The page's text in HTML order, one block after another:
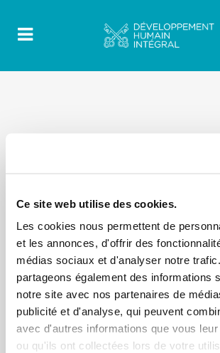
Ce site web utilise des cookies.
Les cookies nous permettent de
et les annonces, d'offrir des
médias sociaux et d'analyser notre
partageons également des informations
notre site avec nos partenaires de
publicité et d'analyse, qui peuvent
avec d'autres informations que vous
ou qu'ils ont collectées lors de votre